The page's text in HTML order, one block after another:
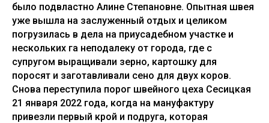
было подвластно Алине Степановне. Опытная швея
уже вышла на заслуженный отдых и целиком
погрузилась в дела на приусадебном участке и
нескольких га неподалеку от города, где с
супругом выращивали зерно, картошку для
поросят и заготавливали сено для двух коров.
Снова переступила порог швейного цеха Сесицкая
21 января 2022 года, когда на мануфактуру
привезли первый крой и подруга, которая